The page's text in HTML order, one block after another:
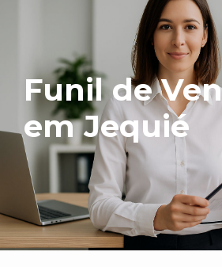
Funil de
em Jequié